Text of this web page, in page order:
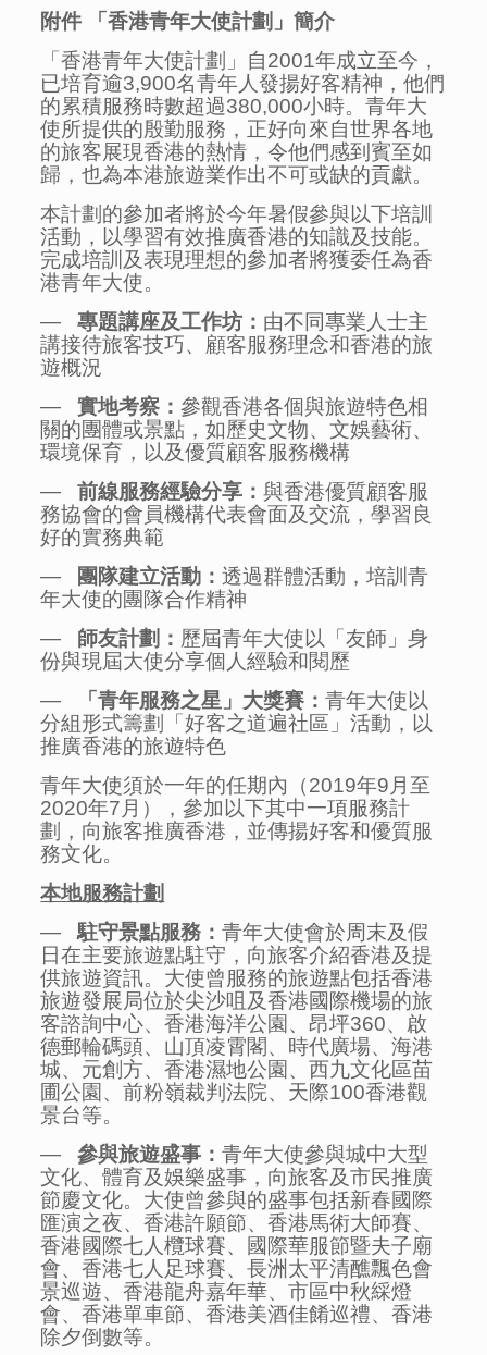
附件
「香港青年大使計劃」簡介
「香港青年大使計劃」自2001年成立至今，
已培育逾3,900名青年人發揚好客精神，他們
的累積服務時數超過380,000小時。青年大
使所提供的殷勤服務，正好向來自世界各地
的旅客展現香港的熱情，令他們感到賓至如
歸，也為本港旅遊業作出不可或缺的貢獻。
本計劃的參加者將於今年暑假參與以下培訓
活動，以學習有效推廣香港的知識及技能。
完成培訓及表現理想的參加者將獲委任為香
港青年大使。
—專題講座及工作坊： 由不同專業人士主
講接待旅客技巧、顧客服務理念和香港的旅
遊概況
—實地考察：參觀香港各個與旅遊特色相
關的團體或景點，如歷史文物、文娛藝術、
環境保育，以及優質顧客服務機構
—前線服務經驗分享：與香港優質顧客服
務協會的會員機構代表會面及交流，學習良
好的實務典範
—
團隊建立活動：透過群體活動，培訓青
年大使的團隊合作精神
— 師友計劃 ： 歷屆青年大使以「友師」身
份與現屆大使分享個人經驗和閱歷
—
「青年服務之星」大獎賽：青年大使以
分組形式籌劃「好客之道遍社區」活動，以
推廣香港的旅遊特色
青年大使須於一年的任期內（2019年9月至
2020年7月），參加以下其中一項服務計
劃，向旅客推廣香港，並傳揚好客和優質服
務文化。
本地服務計劃
—駐守景點服務：青年大使會於周末及假
日在主要旅遊點駐守，向旅客介紹香港及提
供旅遊資訊。大使曾服務的旅遊點包括香港
旅遊發展局位於尖沙咀及香港國際機場的旅
客諮詢中心、香港海洋公園、昂坪360、啟
德郵輪碼頭、山頂凌霄閣、時代廣場、海港
城、元創方、香港濕地公園、西九文化區苗
圃公園、前粉嶺裁判法院、天際100香港觀
景台等。
—參與旅遊盛事：青年大使參與城中大型
文化、體育及娛樂盛事，向旅客及市民推廣
節慶文化。大使曾參與的盛事包括新春國際
匯演之夜、香港許願節、香港馬術大師賽、
香港國際七人欖球賽、國際華服節暨夫子廟
會、香港七人足球賽、長洲太平清醮飄色會
景巡遊、香港龍舟嘉年華、市區中秋綵燈
會、香港單車節、香港美酒佳餚巡禮、香港
除夕倒數等。